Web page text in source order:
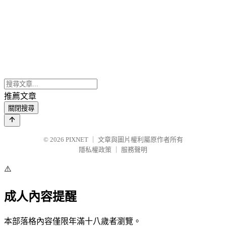
推薦文章
關閉搜尋
© 2026 PIXNET
文章與圖片權利屬原作者所有
隱私權政策
服務聲明
⚠️
成人內容提醒
本部落格內容僅限年滿十八歲者瀏覽。